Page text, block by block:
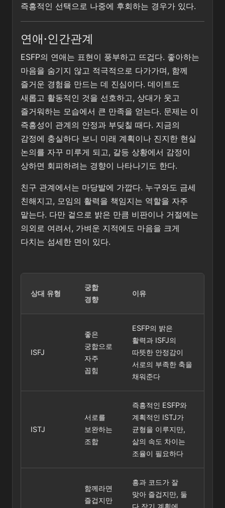
즉흥적인 선택으로 나중에 후회하는 경우가 있다.
연애·인간관계
ESFP의 연애는 표현이 풍부하고 뜨겁다. 좋아하는
마음을 숨기지 않고 적극적으로 다가가며, 함께
즐거운 경험을 만드는 데 진심이다. 데이트도
새롭고 활동적인 것을 선호하고, 상대가 웃고
즐거워하는 모습에서 큰 만족을 얻는다. 문제는 이
즉흥성이 관계의 안정과 부딪칠 때다. 지금의
감정에 충실하다 보니 미래 계획이나 진지한 현실
논의를 자꾸 미루게 되고, 갈등 상황에서 감정이
상하면 회피하려는 경향이 나타나기도 한다.
친구 관계에서는 마당발에 가깝다. 누구와도 금세
친해지고, 모임의 활력을 책임지는 역할을 자주
맡는다. 다만 겉으로 밝은 만큼 비판이나 거절에는
의외로 여려서, 가벼운 지적에도 마음을 크게
다치는 섬세한 면이 있다.
상대 유형
궁합
경향
이유
ISFJ
좋은
궁합으로
자주
꼽힘
ESFP의 밝은
활력과 ISFJ의
따뜻한 안정감이
서로의 부족한 축을
채워준다
ISTJ
서로를
보완하는
조합
즉흥적인 ESFP와
계획적인 ISTJ가
균형을 이루지만,
삶의 속도 차이는
조율이 필요하다
함께라면
즐겁지만
흥과 코드가 잘
맞아 즐겁지만, 둘